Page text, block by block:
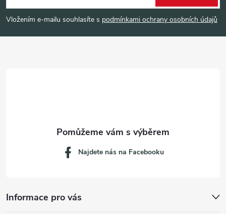
p
a
Vložením e-mailu souhlasíte s podmínkami ochrany osobních údajů
Informace pro vás
Najdete nás na Facebooku